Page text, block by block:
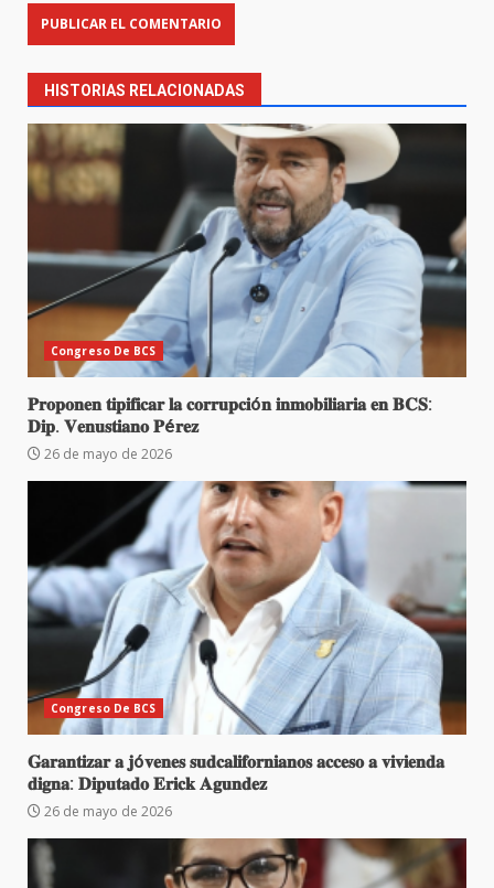
HISTORIAS RELACIONADAS
Congreso De BCS
𝐏𝐫𝐨𝐩𝐨𝐧𝐞𝐧 𝐭𝐢𝐩𝐢𝐟𝐢𝐜𝐚𝐫 𝐥𝐚 𝐜𝐨𝐫𝐫𝐮𝐩𝐜𝐢ó𝐧 𝐢𝐧𝐦𝐨𝐛𝐢𝐥𝐢𝐚𝐫𝐢𝐚 𝐞𝐧 𝐁𝐂𝐒:
𝐃𝐢𝐩. 𝐕𝐞𝐧𝐮𝐬𝐭𝐢𝐚𝐧𝐨 𝐏é𝐫𝐞𝐳
26 de mayo de 2026
Congreso De BCS
𝐆𝐚𝐫𝐚𝐧𝐭𝐢𝐳𝐚𝐫 𝐚 𝐣ó𝐯𝐞𝐧𝐞𝐬 𝐬𝐮𝐝𝐜𝐚𝐥𝐢𝐟𝐨𝐫𝐧𝐢𝐚𝐧𝐨𝐬 𝐚𝐜𝐜𝐞𝐬𝐨 𝐚 𝐯𝐢𝐯𝐢𝐞𝐧𝐝𝐚
𝐝𝐢𝐠𝐧𝐚: 𝐃𝐢𝐩𝐮𝐭𝐚𝐝𝐨 𝐄𝐫𝐢𝐜𝐤 𝐀𝐠𝐮𝐧𝐝𝐞𝐳
26 de mayo de 2026